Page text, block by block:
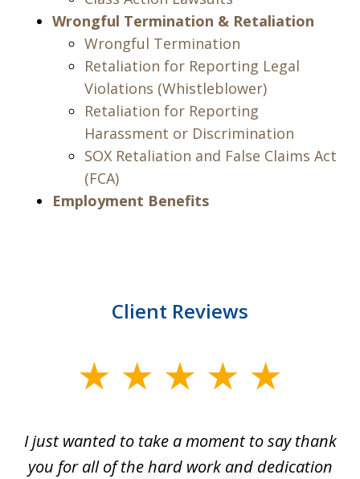
Wrongful Termination & Retaliation
Wrongful Termination
Retaliation for Reporting Legal
Violations (Whistleblower)
Retaliation for Reporting
Harassment or Discrimination
SOX Retaliation and False Claims Act
(FCA)
Employment Benefits
Client Reviews
1I just wanted to take a moment to say thank
you for all of the hard work and dedication